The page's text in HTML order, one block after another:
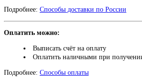
Подробнее: Способы доставки по России
Оплатить можно:
Выписать счёт на оплату
Оплатить наличными при
Подробнее: Способы оплаты